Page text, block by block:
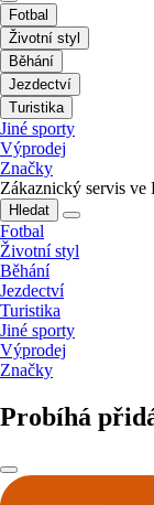
Fotbal
Životní styl
Běhání
Jezdectví
Turistika
Jiné sporty
Výprodej
Značky
Zákaznický servis ve
Hledat
Fotbal
Životní styl
Běhání
Jezdectví
Turistika
Jiné sporty
Výprodej
Značky
Probíhá